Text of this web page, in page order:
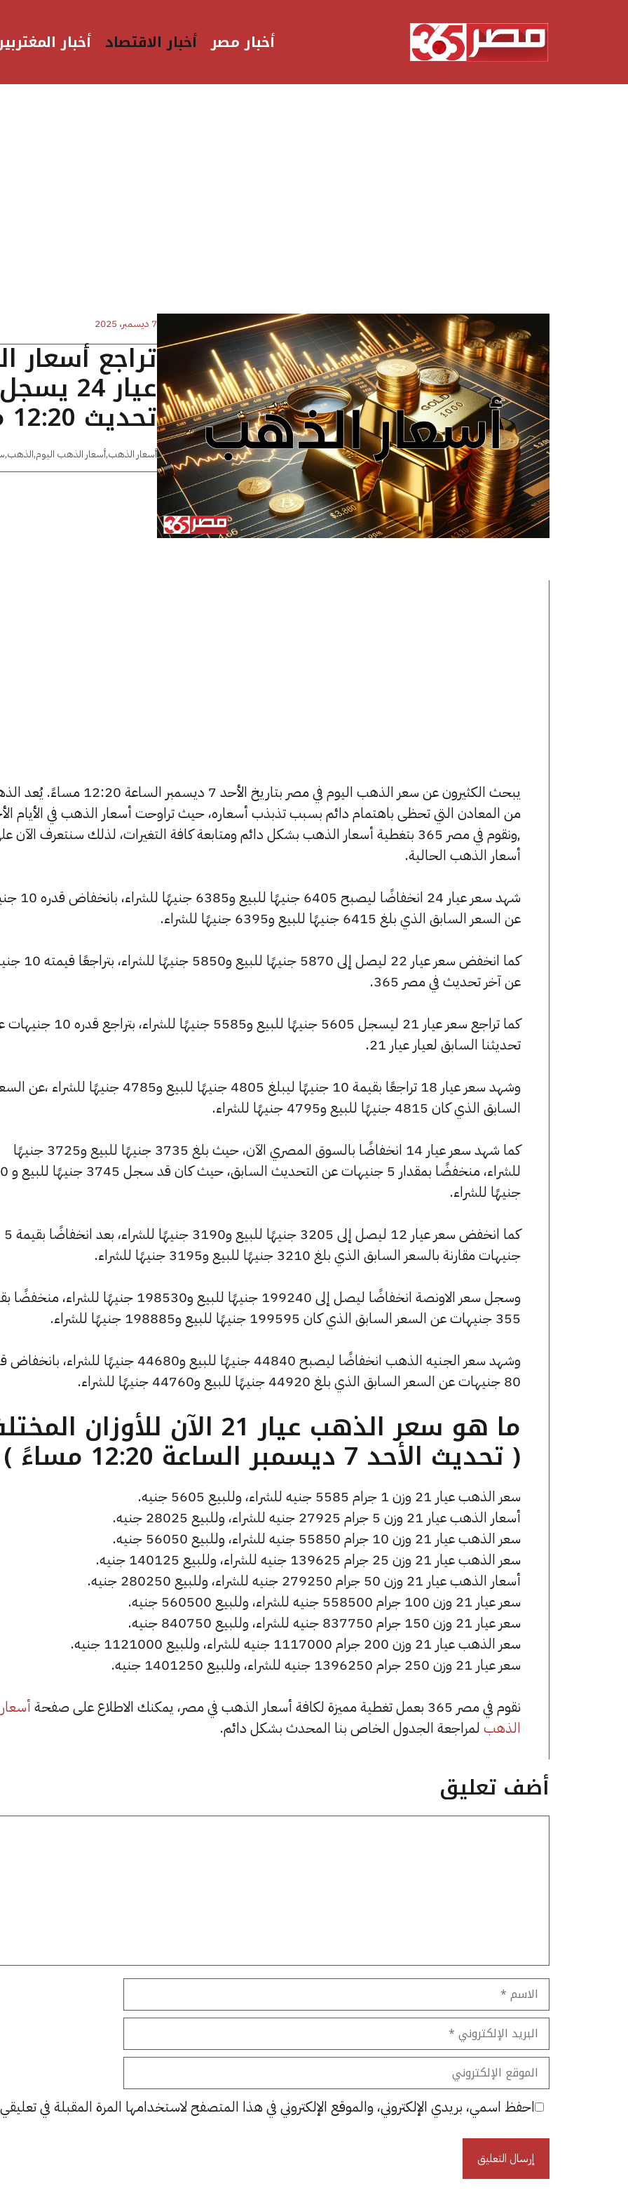
أخبار مصر أخبار الاقتصاد أخبار
7 ديسمبر، 2025
تراجع
تحديث 12:20 مساءًا
أسعار الذهب,أسعار الذهب اليوم,الذهب,
يبحث الكثيرون عن سعر الذهب اليوم في مصر بتاريخ الأحد 7 ديسمبر الساعة
من المعادن التي تحظى باهتمام دائم بسبب تذبذب أسعاره، حيث تراوحت أسعار الذهب في الأيام
,ونقوم في مصر 365 بتغطية أسعار الذهب بشكل دائم ومتابعة كافة التغيرات، لذلك سنتعرف الآن
أسعار الذهب الحالية.
شهد سعر عيار 24 انخفاضًا
عن السعر السابق الذي بلغ 6415 جنيهًا للبيع و6395 جنيهًا للشراء.
كما انخفض سعر عيار 22 ليصل إلى 5870
عن آخر تحديث في مصر 365.
كما تراجع سعر عيار 21 ليسجل 5605 جنيهًا للبيع و5585 جنيهًا للشراء،
تحديثنا السابق لعيار عيار 21.
وشهد سعر عيار 18 تراجعًا بقيمة 10 جنيهًا ليبلغ 4805 جنيهًا للبيع و4785 جنيهًا للشراء ،عن
السابق الذي كان 4815 جنيهًا للبيع و4795 جنيهًا للشراء.
كما شهد سعر عيار 14 انخفاضًا بالسوق المصري الآن، حيث بلغ 3735 جنيهًا للبيع و3725 جنيهًا
للشراء،
جنيهًا للشراء.
كما انخفض سعر عيار 12 ليصل إلى 3205 جنيهًا للبيع و3190 جنيهًا للشراء، بعد انخفاضًا بقيمة 5
جنيهات مقارنة بالسعر السابق الذي بلغ 3210 جنيهًا للبيع و3195 جنيهًا للشراء.
وسجل سعر الاونصة انخفاضًا ليصل إلى 199240 جنيهًا للبيع و198530 جنيهًا
355 جنيهات عن السعر السابق الذي كان 199595 جنيهًا للبيع و198885 جنيهًا للشراء.
وشهد سعر الجنيه الذهب انخفاضًا ليصبح 44840 جنيهًا للبيع و44680 جنيهًا للشراء،
80 جنيهات عن السعر السابق الذي بلغ 44920 جنيهًا للبيع و44760 جنيهًا للشراء.
ما هو سعر الذهب عيار 21 الآن للأوزان
( تحديث الأحد 7 ديسمبر الساعة 12:20 مساءً )
سعر الذهب عيار 21 وزن 1 جرام 5585 جنيه للشراء، وللبيع 5605 جنيه.
أسعار الذهب عيار 21 وزن 5 جرام 27925 جنيه للشراء، وللبيع 28025 جنيه.
سعر الذهب عيار 21 وزن 10 جرام 55850 جنيه للشراء، وللبيع 56050 جنيه.
سعر الذهب عيار 21 وزن 25 جرام 139625 جنيه للشراء، وللبيع 140125 جنيه.
أسعار الذهب عيار 21 وزن 50 جرام 279250 جنيه للشراء، وللبيع 280250 جنيه.
سعر عيار 21 وزن 100 جرام 558500 جنيه للشراء، وللبيع 560500 جنيه.
سعر عيار 21 وزن 150 جرام 837750 جنيه للشراء، وللبيع 840750 جنيه.
سعر الذهب عيار 21 وزن 200 جرام 1117000 جنيه للشراء، وللبيع 1121000 جنيه.
سعر عيار 21 وزن 250 جرام 1396250 جنيه للشراء، وللبيع 1401250 جنيه.
نقوم في مصر 365 بعمل تغطية مميزة لكافة أسعار الذهب في مصر، يمكنك الاطلاع على صفحة
أسعار
الذهب لمراجعة الجدول الخاص بنا المحدث بشكل دائم.
أضف تعليق
الاسم
البريد
الإلكتروني
الموقع
الإلكتروني
احفظ اسمي، بريدي الإلكتروني، والموقع الإلكتروني في هذا المتصفح لاستخدامها المرة المقبلة في